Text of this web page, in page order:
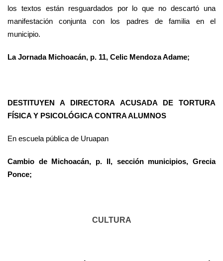
los textos están resguardados por lo que no descartó una
manifestación conjunta con los padres de familia en el
municipio.
La Jornada Michoacán, p. 11, Celic Mendoza Adame;
DESTITUYEN A DIRECTORA ACUSADA DE TORTURA
FÍSICA Y PSICOLÓGICA CONTRA ALUMNOS
En escuela pública de Uruapan
Cambio de Michoacán, p. II, sección municipios, Grecia
Ponce;
CULTURA